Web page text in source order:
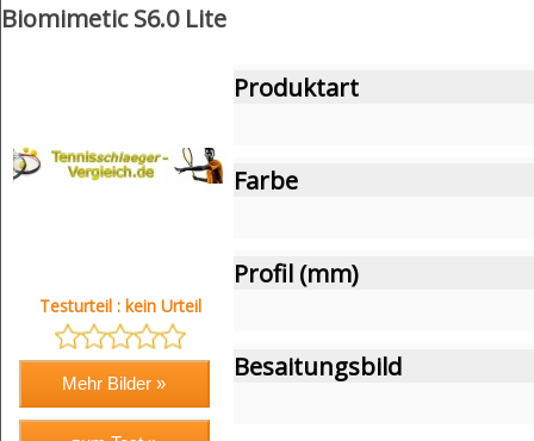
Biomimetic S6.0 Lite
Testurteil : kein Urteil
Produktart
Farbe
Profil (mm)
Besaitungsbild